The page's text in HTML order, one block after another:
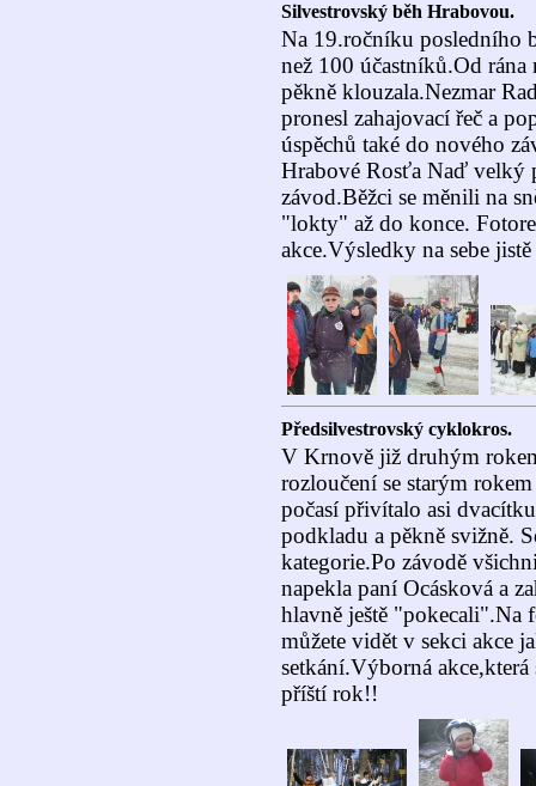
Silvestrovský běh Hrabovou.
Na 19.ročníku posledního
než 100 účastníků.Od
pěkně klouzala.Nezmar
pronesl zahajovací řeč a
úspěchů také do nového
Hrabové Rosťa Naď velký
závod.Běžci se měnili na
"lokty" až do konce.
akce.Výsledky na sebe
Předsilvestrovský cyklokros.
V Krnově již druhým
rozloučení se starým
počasí přivítalo asi
podkladu a pěkně svižně.
kategorie.Po závodě
napekla paní Ocásková a
hlavně ještě "pokecali".Na
můžete vidět v sekci akce
setkání.Výborná
příští rok!!